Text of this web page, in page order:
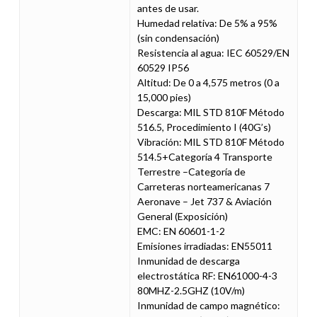
antes de usar.
Humedad relativa: De 5% a 95%
(sin condensación)
Resistencia al agua: IEC 60529/EN
60529 IP56
Altitud: De 0 a 4,575 metros (0 a
15,000 pies)
Descarga: MIL STD 810F Método
516.5, Procedimiento I (40G’s)
Vibración: MIL STD 810F Método
514.5+Categoría 4 Transporte
Terrestre –Categoría de
Carreteras norteamericanas 7
Aeronave – Jet 737 & Aviación
General (Exposición)
EMC: EN 60601-1-2
Emisiones irradiadas: EN55011
Inmunidad de descarga
electrostática RF: EN61000-4-3
80MHZ-2.5GHZ (10V/m)
Inmunidad de campo magnético: